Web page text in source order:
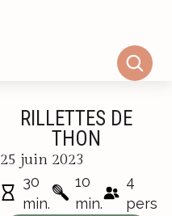
RILLETTES DE
THON
25 juin 2023
30
min.
10
min.
4
pers